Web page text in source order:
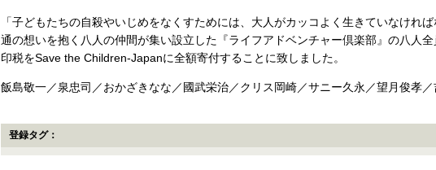
「子どもたちの自殺やいじめをなくすためには、大人がカッコよく生きていなけれ
通の想いを抱く八人の仲間が集い設立した『ライフアドベンチャー倶楽部』の八人
印税をSave the Children-Japanに全額寄付することに致しました。
飯島敬一／泉忠司／おかざきなな／國武栄治／クリス岡崎／サニー久永／望月俊孝
登録タグ：